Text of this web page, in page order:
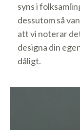
syns i
dessutom så
att vi noterar
designa din
dåligt.